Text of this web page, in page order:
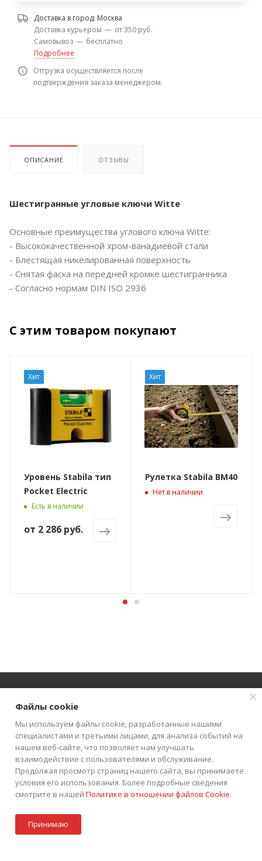
В корзину
Доставка в город: Москва
Доставка курьером — от 350 руб.
Самовывоз — бесплатно
Подробнее
Отгрузка осуществляется после
подтверждения заказа менеджером.
ОПИСАНИЕ ОТЗЫВЫ
Шестигранные угловые ключи Witte
Основные преимущества углового ключа Witte:
- Высококачественной хром-ванадиевой стали
- Блестящая никелированная поверхность
- Снятая фаска на передней кромке шестигранника
- Согласно нормам DIN ISO 2936
С этим товаром покупают
Хит
Уровень Stabila тип
Pocket Electric
Есть в наличии
от 2 286 руб.
Хит
Рулетка Stabila BM40
Нет в наличии
КАК КУПИТЬ
БЛОГ КОНТАКТЫ
+7 (495) 252-75-45
Файлы cookie
Мы используем файлы cookie, разработанные нашими
специалистами и третьими лицами, для анализа событий на
нашем веб-сайте, что позволяет нам улучшать
взаимодействие с пользователями и обслуживание.
Продолжая просмотр страниц нашего сайта, вы принимаете
условия его использования. Более подробные сведения
смотрите в нашей Политике в отношении файлов Cookie.
Принимаю